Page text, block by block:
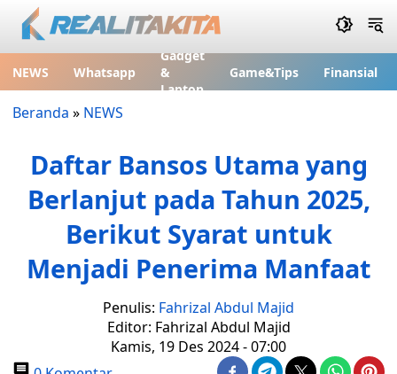
NEWS Whatsapp
Gadget
&
Laptop
Game&Tips Finansial
Beranda » NEWS
Daftar Bansos Utama yang
Berlanjut pada Tahun 2025,
Berikut Syarat untuk
Menjadi Penerima Manfaat
Penulis: Fahrizal Abdul Majid
Editor: Fahrizal Abdul Majid
Kamis, 19 Des 2024 - 07:00